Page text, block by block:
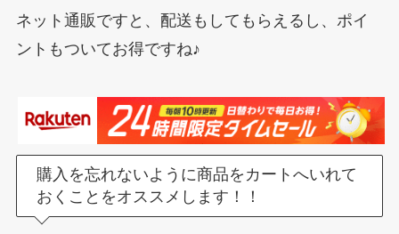
ネット通販ですと、配送もしてもらえるし、ポイ
ントもついてお得ですね♪
購入を忘れないように商品をカートへいれて
おくことをオススメします！！